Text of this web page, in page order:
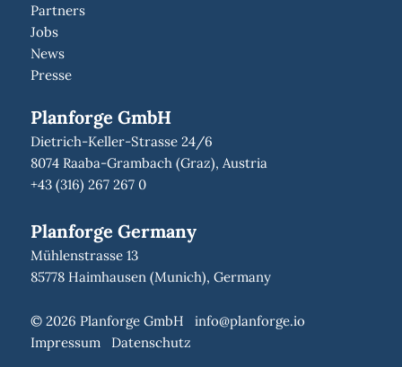
Partners
Jobs
News
Presse
Planforge GmbH
Dietrich-Keller-Strasse 24/6
8074 Raaba-Grambach (Graz), Austria
+43 (316) 267 267 0
Planforge Germany
Mühlenstrasse 13
85778 Haimhausen (Munich), Germany
© 2026 Planforge GmbH info@planforge.io
Impressum
Datenschutz